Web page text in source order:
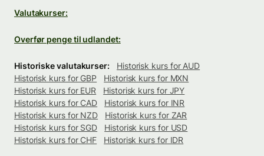
Valutakurser:
Overfør penge til udlandet:
Historiske valutakurser:
Historisk kurs for AUD
Historisk kurs for GBP
Historisk kurs for MXN
Historisk kurs for EUR
Historisk kurs for JPY
Historisk kurs for CAD
Historisk kurs for INR
Historisk kurs for NZD
Historisk kurs for ZAR
Historisk kurs for SGD
Historisk kurs for USD
Historisk kurs for CHF
Historisk kurs for IDR